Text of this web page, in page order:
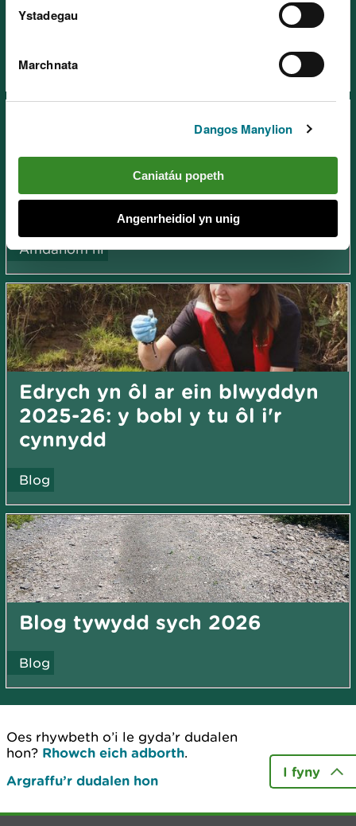
Ystadegau
Marchnata
Dangos Manylion
Caniatáu popeth
Angenrheidiol yn unig
Ymweld â'n lleoedd yn ddiogel
Ar grwydr
Newyddion a blogiau
Amdanom ni
Edrych yn ôl ar ein blwyddyn
2025-26: y bobl y tu ôl i'r
cynnydd
Blog
Blog tywydd sych 2026
Blog
Oes rhywbeth o’i le gyda’r dudalen
hon? Rhowch eich adborth.
Argraffu’r dudalen hon
I fyny